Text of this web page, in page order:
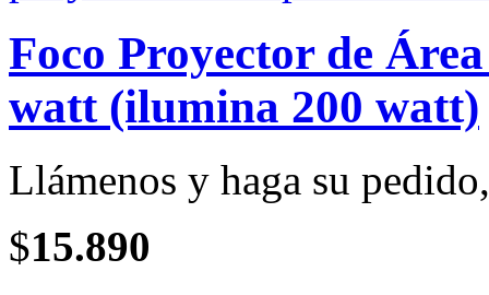
Foco Proyector de
watt (ilumina 200 watt)
Llámenos y haga su
$15.890